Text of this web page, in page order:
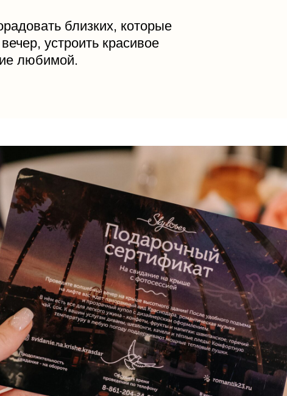
близких, которые
устроить красивое
любимой.